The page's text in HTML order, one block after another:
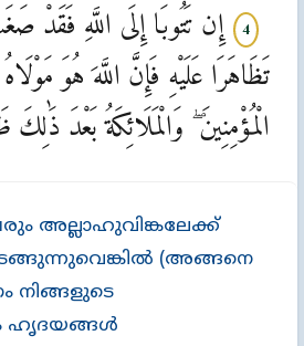
അല്ലാഹുവിങ്കലേക്ക്‌
(അങ്ങനെ
നിങ്ങളുടെ
ഹൃദയങ്ങള്‍
4 إِن تَتُوبَا إِلَى اللَّهِ فَقَدْ
تَظَاهَرَا عَلَيْهِ فَإِنَّ اللَّهَ هُوَ
الْمُؤْمِنِينَ ۖ وَالْمَلَائِكَةُ بَعْدَ ذَٰلِكَ